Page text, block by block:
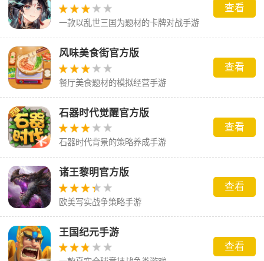
一款以乱世三国为题材的卡牌对战手游
查看
风味美食街官方版
餐厅美食题材的模拟经营手游
查看
石器时代觉醒官方版
石器时代背景的策略养成手游
查看
诸王黎明官方版
欧美写实战争策略手游
查看
王国纪元手游
查看